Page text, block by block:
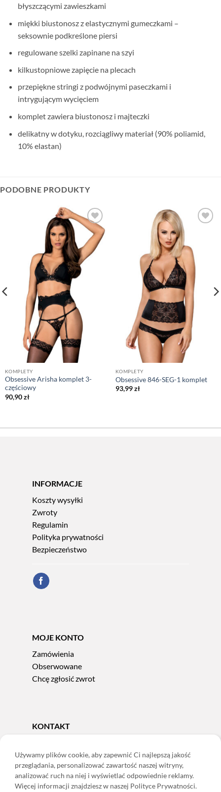
błyszczącymi zawieszkami
miękki biustonosz z elastycznymi gumeczkami –
seksownie podkreślone piersi
regulowane szelki zapinane na szyi
kilkustopniowe zapięcie na plecach
przepiękne stringi z podwójnymi paseczkami i
intrygującym wycięciem
komplet zawiera biustonosz i majteczki
delikatny w dotyku, rozciągliwy materiał (90% poliamid,
10% elastan)
PODOBNE PRODUKTY
KOMPLETY
Obsessive Arisha komplet 3-
częściowy
90,90zł
KOMPLETY
Obsessive 846-SEG-1 komplet
93,99zł
INFORMACJE
Koszty wysyłki
Zwroty
Regulamin
Polityka prywatności
Bezpieczeństwo
MOJE KONTO
Zamówienia
Obserwowane
Chcę zgłosić zwrot
KONTAKT
e-mail:sklep@adoris.pl
poniedziałek - piątek 8:00-16:00
Adoris Dorota Święcka
Używamy plików cookie, aby zapewnić Ci najlepszą jakość
przeglądania, personalizować zawartość naszej witryny,
analizować ruch na niej i wyświetlać odpowiednie reklamy.
Więcej informacji znajdziesz w naszej Polityce Prywatności.